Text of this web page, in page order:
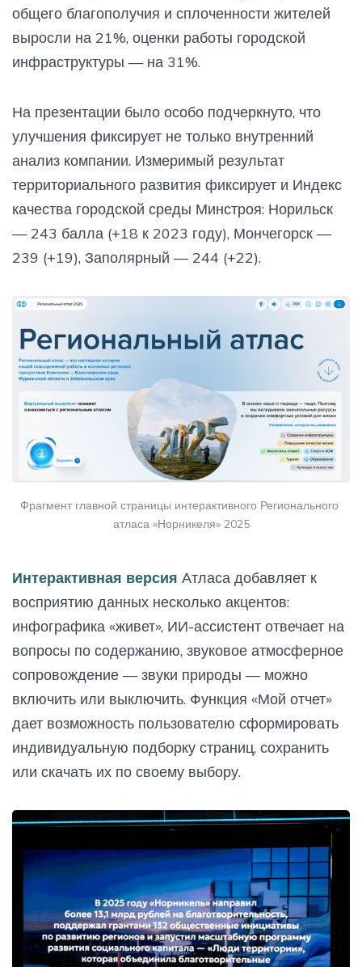
общего благополучия и сплоченности жителей
выросли на 21%, оценки работы городской
инфраструктуры — на 31%.
На презентации было особо подчеркнуто, что
улучшения фиксирует не только внутренний
анализ компании. Измеримый результат
территориального развития фиксирует и Индекс
качества городской среды Минстроя: Норильск
— 243 балла (+18 к 2023 году), Мончегорск —
239 (+19), Заполярный — 244 (+22).
Фрагмент главной страницы интерактивного Регионального
атласа «Норникеля» 2025
Интерактивная версия Атласа добавляет к
восприятию данных несколько акцентов:
инфографика «живет», ИИ-ассистент отвечает на
вопросы по содержанию, звуковое атмосферное
сопровождение — звуки природы — можно
включить или выключить. Функция «Мой отчет»
дает возможность пользователю сформировать
индивидуальную подборку страниц, сохранить
или скачать их по своему выбору.